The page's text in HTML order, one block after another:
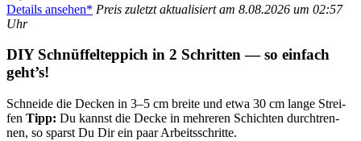
Details anse­hen* Preis zuletzt aktua­li­siert am 8.08.2026 um 02:57
Uhr
DIY Schnüf­fel­tep­pich in 2 Schrit­ten — so ein­fach
geht’s!
Schnei­de die Decken in 3–5 cm brei­te und etwa 30 cm lan­ge Strei­
fen Tipp: Du kannst die Decke in meh­re­ren Schich­ten durch­tren­
nen, so sparst Du Dir ein paar Arbeits­schrit­te.